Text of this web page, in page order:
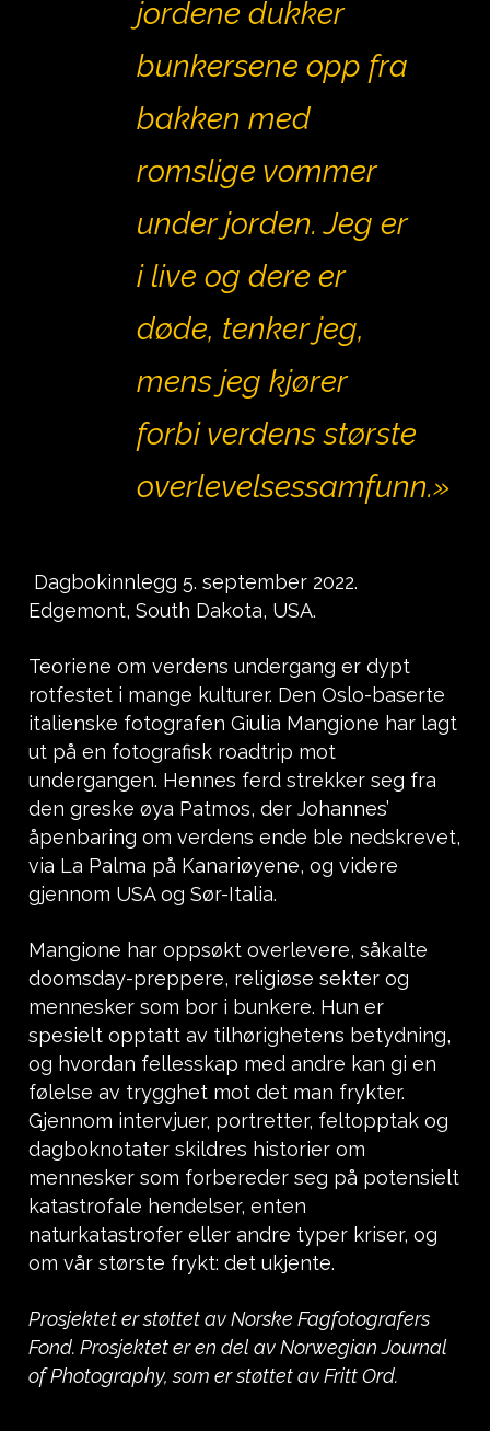
jordene dukker
bunkersene opp fra
bakken med
romslige vommer
under jorden. Jeg er
i live og dere er
døde, tenker jeg,
mens jeg kjører
forbi verdens største
overlevelsessamfunn.»
Dagbokinnlegg 5. september 2022.
Edgemont, South Dakota, USA.
Teoriene om verdens undergang er dypt
rotfestet i mange kulturer. Den Oslo-baserte
italienske fotografen Giulia Mangione har lagt
ut på en fotografisk roadtrip mot
undergangen. Hennes ferd strekker seg fra
den greske øya Patmos, der Johannes’
åpenbaring om verdens ende ble nedskrevet,
via La Palma på Kanariøyene, og videre
gjennom USA og Sør-Italia.
Mangione har oppsøkt overlevere, såkalte
doomsday-preppere, religiøse sekter og
mennesker som bor i bunkere. Hun er
spesielt opptatt av tilhørighetens betydning,
og hvordan fellesskap med andre kan gi en
følelse av trygghet mot det man frykter.
Gjennom intervjuer, portretter, feltopptak og
dagboknotater skildres historier om
mennesker som forbereder seg på potensielt
katastrofale hendelser, enten
naturkatastrofer eller andre typer kriser, og
om vår største frykt: det ukjente.
Prosjektet er støttet av Norske Fagfotografers
Fond. Prosjektet er en del av Norwegian Journal
of Photography, som er støttet av Fritt Ord.